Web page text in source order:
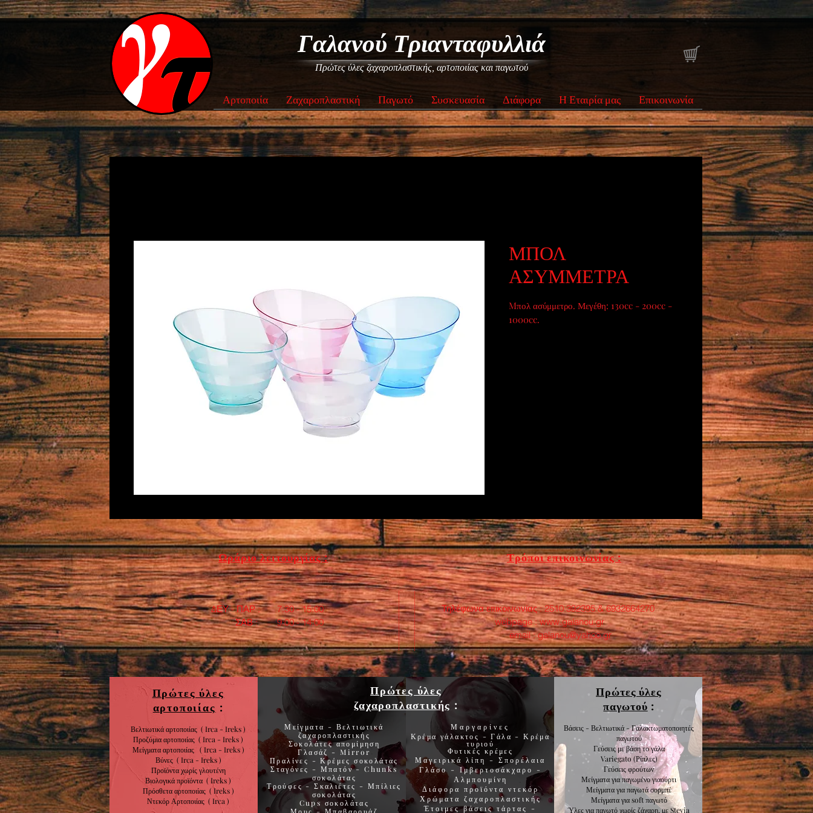
Γαλανού Τριανταφυλλιά
Πρώτες ύλες ζαχαροπλαστικής, αρτοποιίας και παγωτού
Αρτοποιία Ζαχαροπλαστική Παγωτό Συσκευασία Διάφορα Η Εταιρία μας Επικοινωνία
ΜΠΟΛ
ΑΣΥΜΜΕΤΡΑ
Mπολ ασύμμετρο. Μεγέθη: 130cc - 200cc -
1000cc.
Ωράριο λειτουργίας :
ΔΕΥ - ΠΑΡ : 7:30 - 15:00
​ ΣΑΒ : 9:00 - 14:00
Τρόποι επικοινωνίας :
Τηλέφωνα επικοινωνίας : 2510 392395 & 6932664270
webpage :www.galanou.gr
email :galanou@yahoo.gr
Πρώτες ύλες
αρτοποιίας :
Βελτιωτικά αρτοποιίας ( Irca - Ireks )
Προζύμια αρτοποιίας ( Irca - Ireks )
Μείγματα αρτοποιίας ( Irca - Ireks )
Βύνες ( Irca - Ireks )
Προϊόντα χωρίςγλουτένη
Βιολογικάπροϊόντα ( Ireks )
Πρόσθετα αρτοποιίας (Ireks )
Ντεκόρ Αρτοποιίας ( Irca )
Μείγματα - Βελτιωτικά
ζαχαροπλαστικής
Σοκολάτεςαπομίμηση
Γλασάζ - Mirror
Πραλίνες - Κρέμες σοκολάτας
Σταγόνες - Μπατόν-Chunks
σοκολάτας
Τρούφες-Σκαλιέτες -Μπίλιες
σοκολάτας
Cups σοκολάτας
Μαργαρίνες
Κρέμα γάλακτος - Γάλα - Κρέμα
τυριού
Φυτικές κρέμες
Μαγειρικά λίπη - Σπορέλαια
Γλάσο -Ιμβερτοσάκχαρο -
Αλμπουμίνη
Διάφορα προϊόντα ντεκόρ
Χρώματα ζαχαροπλαστικής
Έτοιμες βάσεις τάρτας
-
Πρώτες ύλες
παγωτού :
Βάσεις - Βελτιωτικά - Γαλακτωματοποιητές
παγωτού
Γεύσεις με βάση το γάλα
Variegato (Ρίπλες)
Γεύσειςφρούτων
Μείγματα γιαπαγωμένο γιαούρτι
Μείγματα γιαπαγωτά σορμπέ
Μείγματα γιαsoft παγωτό
Ύλες για παγωτό χωρίς ζάχαρη, με Stevia
Πρώτες ύλες
ζαχαροπλαστικής :